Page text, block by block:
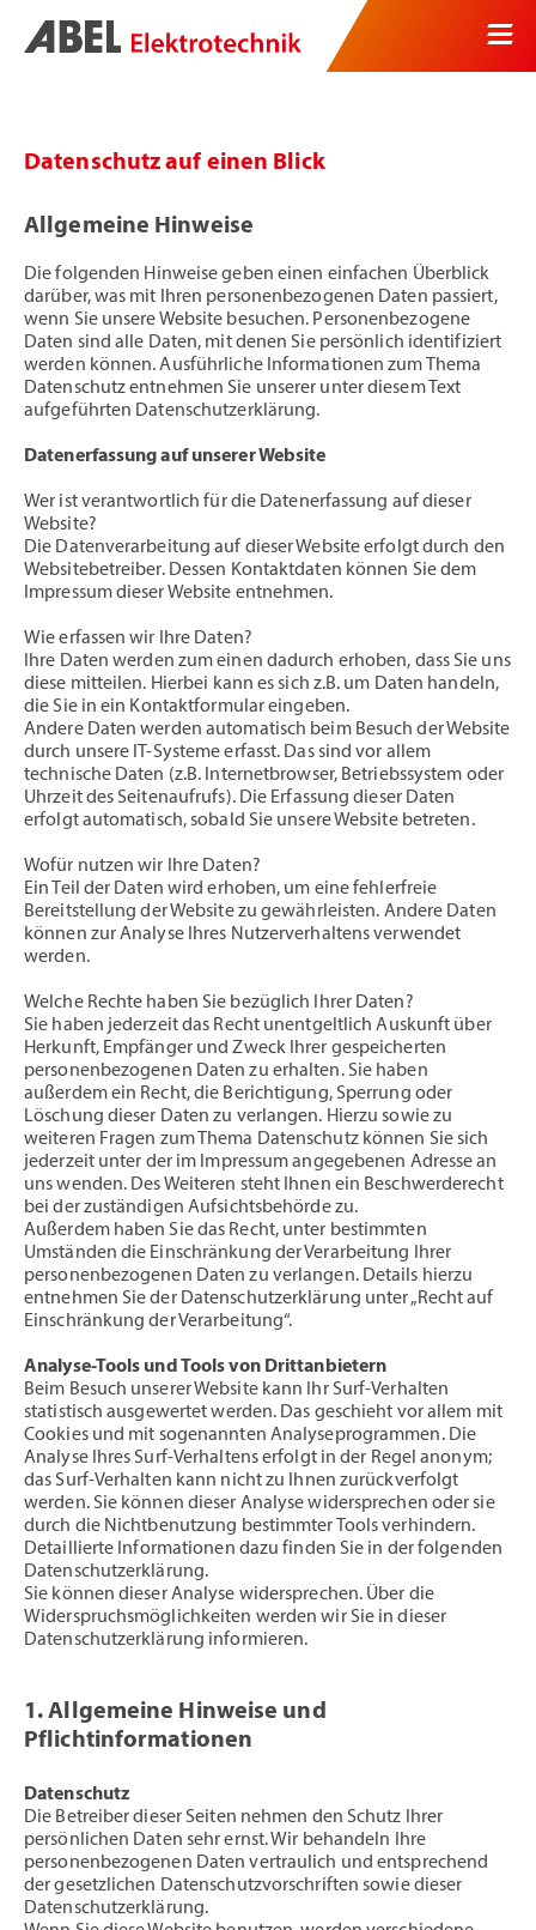
Datenschutz auf einen Blick
Allgemeine Hinweise
Die folgenden Hinweise geben einen einfachen Überblick
darüber, was mit Ihren personenbezogenen Daten passiert,
wenn Sie unsere Website besuchen. Personenbezogene
Daten sind alle Daten, mit denen Sie persönlich identifiziert
werden können. Ausführliche Informationen zum Thema
Datenschutz entnehmen Sie unserer unter diesem Text
aufgeführten Datenschutzerklärung.
Datenerfassung auf unserer Website
Wer ist verantwortlich für die Datenerfassung auf dieser
Website?
Die Datenverarbeitung auf dieser Website erfolgt durch den
Websitebetreiber. Dessen Kontaktdaten können Sie dem
Impressum dieser Website entnehmen.
Wie erfassen wir Ihre Daten?
Ihre Daten werden zum einen dadurch erhoben, dass Sie uns
diese mitteilen. Hierbei kann es sich z.B. um Daten handeln,
die Sie in ein Kontaktformular eingeben.
Andere Daten werden automatisch beim Besuch der Website
durch unsere IT-Systeme erfasst. Das sind vor allem
technische Daten (z.B. Internetbrowser, Betriebssystem oder
Uhrzeit des Seitenaufrufs). Die Erfassung dieser Daten
erfolgt automatisch, sobald Sie unsere Website betreten.
Wofür nutzen wir Ihre Daten?
Ein Teil der Daten wird erhoben, um eine fehlerfreie
Bereitstellung der Website zu gewährleisten. Andere Daten
können zur Analyse Ihres Nutzerverhaltens verwendet
werden.
Welche Rechte haben Sie bezüglich Ihrer Daten?
Sie haben jederzeit das Recht unentgeltlich Auskunft über
Herkunft, Empfänger und Zweck Ihrer gespeicherten
personenbezogenen Daten zu erhalten. Sie haben
außerdem ein Recht, die Berichtigung, Sperrung oder
Löschung dieser Daten zu verlangen. Hierzu sowie zu
weiteren Fragen zum Thema Datenschutz können Sie sich
jederzeit unter der im Impressum angegebenen Adresse an
uns wenden. Des Weiteren steht Ihnen ein Beschwerderecht
bei der zuständigen Aufsichtsbehörde zu.
Außerdem haben Sie das Recht, unter bestimmten
Umständen die Einschränkung der Verarbeitung Ihrer
personenbezogenen Daten zu verlangen. Details hierzu
entnehmen Sie der Datenschutzerklärung unter „Recht auf
Einschränkung der Verarbeitung“.
Analyse-Tools und Tools von Drittanbietern
Beim Besuch unserer Website kann Ihr Surf-Verhalten
statistisch ausgewertet werden. Das geschieht vor allem mit
Cookies und mit sogenannten Analyseprogrammen. Die
Analyse Ihres Surf-Verhaltens erfolgt in der Regel anonym;
das Surf-Verhalten kann nicht zu Ihnen zurückverfolgt
werden. Sie können dieser Analyse widersprechen oder sie
durch die Nichtbenutzung bestimmter Tools verhindern.
Detaillierte Informationen dazu finden Sie in der folgenden
Datenschutzerklärung.
Sie können dieser Analyse widersprechen. Über die
Widerspruchsmöglichkeiten werden wir Sie in dieser
Datenschutzerklärung informieren.
1. Allgemeine Hinweise und
Pflichtinformationen
Datenschutz
Die Betreiber dieser Seiten nehmen den Schutz Ihrer
persönlichen Daten sehr ernst. Wir behandeln Ihre
personenbezogenen Daten vertraulich und entsprechend
der gesetzlichen Datenschutzvorschriften sowie dieser
Datenschutzerklärung.